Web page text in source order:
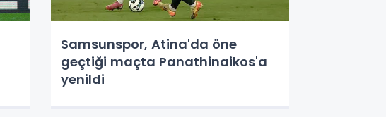
Samsunspor, Atina'da öne
geçtiği maçta Panathinaikos'a
yenildi